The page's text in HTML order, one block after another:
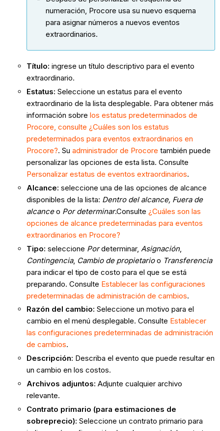
numeración, Procore usa su nuevo esquema
para asignar números a nuevos eventos
extraordinarios.
Título: ingrese un título descriptivo para el evento
extraordinario.
Estatus: Seleccione un estatus para el evento
extraordinario de la lista desplegable. Para obtener más
información sobre los estatus predeterminados de
Procore, consulte ¿Cuáles son los estatus
predeterminados para eventos extraordinarios en
Procore?. Su administrador de Procore también puede
personalizar las opciones de esta lista. Consulte
Personalizar estatus de eventos extraordinarios.
Alcance: seleccione una de las opciones de alcance
disponibles de la lista: Dentro del alcance, Fuera de
alcanceo Por determinar.Consulte ¿Cuáles son las
opciones de alcance predeterminadas para eventos
extraordinarios en Procore?
Tipo: seleccione Pordeterminar, Asignación,
Contingencia, Cambio de propietarioo Transferencia
para indicar el tipo de costo para el que se está
preparando. Consulte Establecer las configuraciones
predeterminadas de administración de cambios.
Razón del cambio: Seleccione un motivo para el
cambio en el menú desplegable. Consulte Establecer
las configuraciones predeterminadas de administración
de cambios.
Descripción: Describa el evento que puede resultar en
un cambio en los costos.
Archivos adjuntos: Adjunte cualquier archivo
relevante.
Contrato primario (para estimaciones de
sobreprecio): Seleccione un contrato primario para